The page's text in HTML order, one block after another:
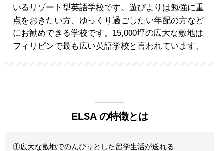
いるリゾート型英語学校です。遊びよりは勉強に重
点をおきたい方、ゆっくり過ごしたい年配の方など
にお勧めできる学校です。15,000坪の広大な敷地は
フィリピンで最も広い英語学校と言われています。
ELSA の特徴とは
①広大な敷地でのんびりとした留学生活が送れる